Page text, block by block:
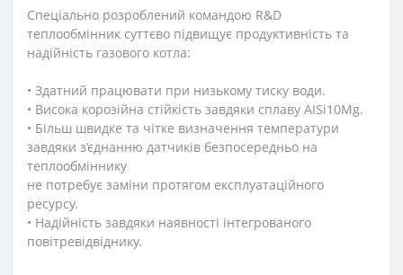
Спеціально розроблений командою R&D
теплообмінник суттєво підвищує продуктивність та
надійність газового котла:
• Здатний працювати при низькому тиску води.
• Висока корозійна стійкість завдяки сплаву AISi10Mg.
• Більш швидке та чітке визначення температури
завдяки з’єднанню датчиків безпосередньо на
теплообміннику
не потребує заміни протягом експлуатаційного
ресурсу.
• Надійність завдяки наявності інтегрованого
повітревідвіднику.